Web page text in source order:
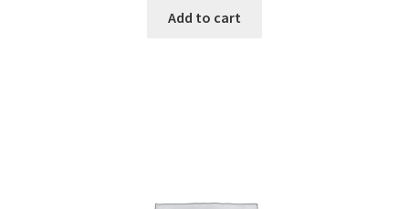
Add to cart